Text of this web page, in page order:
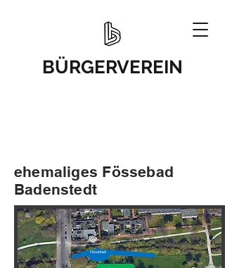
BÜRGERVEREIN
ehemaliges Fössebad
Badenstedt